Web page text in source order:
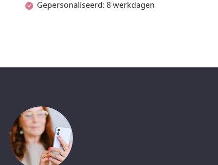
Gepersonaliseerd: 8 werkdagen